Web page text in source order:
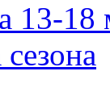
13-18